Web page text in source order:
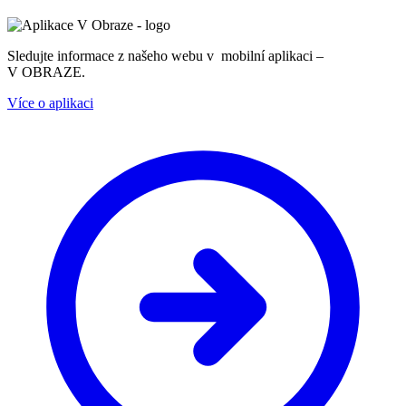
Sledujte informace z našeho webu v mobilní aplikaci –
V OBRAZE.
Více o aplikaci